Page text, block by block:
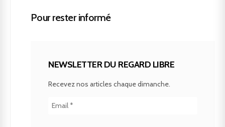
Pour rester informé
NEWSLETTER DU REGARD LIBRE
Recevez nos articles chaque dimanche.